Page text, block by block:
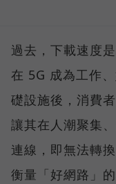
過去，下載速度
在 5G 成為工作
礎設施後，消費
讓其在人潮聚集
連線，即無法轉
衡量「好網路」